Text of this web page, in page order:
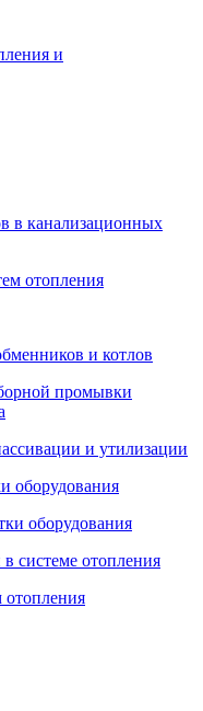
и
в канализационных
отопления
и котлов
промывки
и утилизации
оборудования
оборудования
системе отопления
отопления